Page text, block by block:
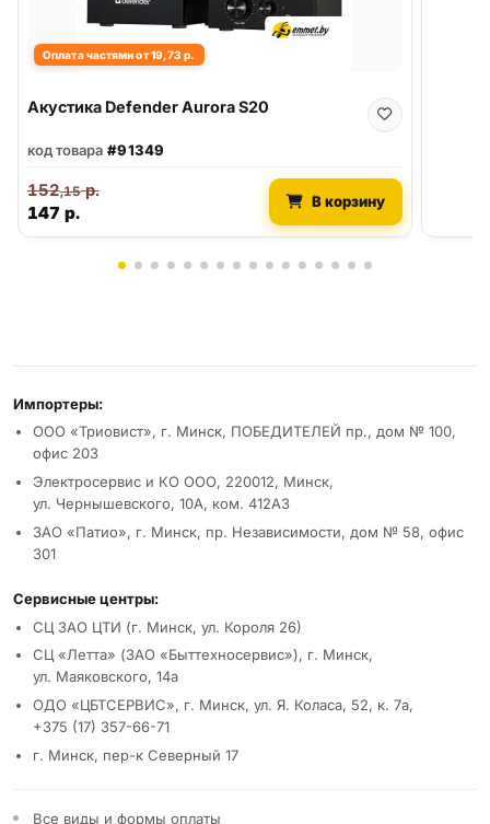
Оплата частями от 19,73 р.
Акустика Defender Aurora S20
код товара #91349
147 р.
152,15р.
В корзину
Реквизиты и условия
Импортеры:
ООО «Триовист», г. Минск, ПОБЕДИТЕЛЕЙ пр., дом № 100,
офис 203
Электросервис и КО ООО, 220012, Минск,
ул. Чернышевского, 10А, ком. 412А3
ЗАО «Патио», г. Минск, пр. Независимости, дом № 58, офис
301
Сервисные центры:
СЦ ЗАО ЦТИ (г. Минск, ул. Короля 26)
СЦ «Летта» (ЗАО «Быттехносервис»), г. Минск,
ул. Маяковского, 14а
ОДО «ЦБТСЕРВИС», г. Минск, ул. Я. Коласа, 52, к. 7а,
+375 (17) 357-66-71
г. Минск, пер-к Северный 17
Все виды и формы оплаты